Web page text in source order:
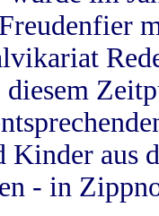
Kinder aus
- in